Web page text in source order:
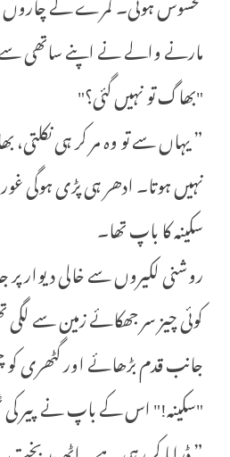
مارنے والے نے اپنے ساتھی
"بھاگ تو نہیں گئی؟"
” یہاں سے تو وہ مر کر ہی نکلتی،
نہیں ہوتا۔ ادھر ہی پڑی ہوگی
سکینہ کا باپ تھا۔
روشنی لکیروں سے خالی دیوار پر
کوئی چیز سر جھکائے زمین سے
جانب قدم بڑھائے اور گٹھری
"سکینہ!" اس کے باپ نے پیر کی